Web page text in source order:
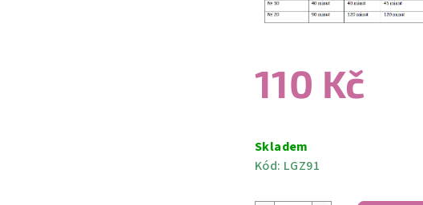
110 Kč
cena:
Skladem
Kód: LGZ91